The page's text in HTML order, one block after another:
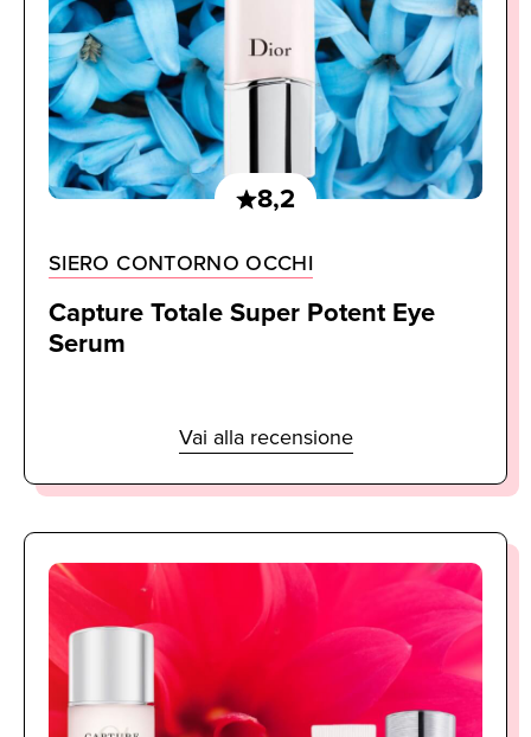
8,2
SIERO CONTORNO OCCHI
Capture Totale Super Potent Eye
Serum
Vai alla recensione